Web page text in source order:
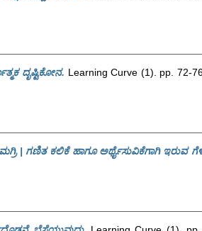
ದೃಷ್ಟಿಕೋನ. Learning Curve (1). pp. 72-
| ಗಣಿತ ಕಲಿಕೆ ಹಾಗೂ ಅರ್ಥೈಸುವಿಕೆಗಾಗಿ ಇರುವ